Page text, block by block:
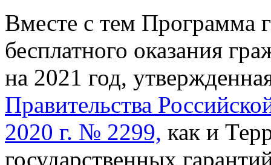
Вместе с тем Программа
бесплатного оказания
на 2021 год,
Правительства
2020 г. № 2299, как и
государственных